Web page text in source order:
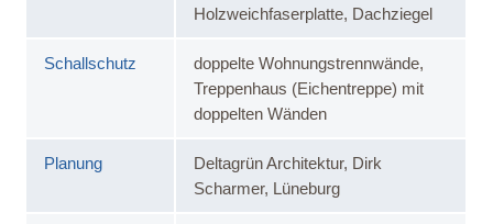
Holzweichfaserplatte, Dachziegel
Schallschutz
doppelte Wohnungstrennwände,
Treppenhaus (Eichentreppe) mit
doppelten Wänden
Planung
Deltagrün Architektur, Dirk
Scharmer, Lüneburg